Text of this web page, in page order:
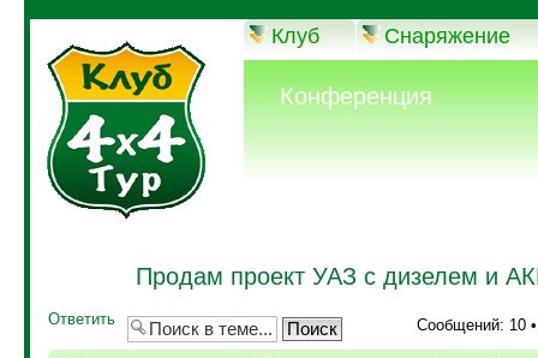
Клуб Снаряжение
Конференция
Продам проект УАЗ с дизелем и
Ответить Сообщений: 10